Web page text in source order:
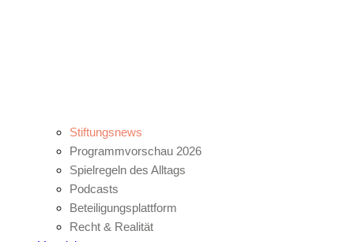
Stiftungsnews
Programmvorschau 2026
Spielregeln des Alltags
Podcasts
Beteiligungsplattform
Recht & Realität